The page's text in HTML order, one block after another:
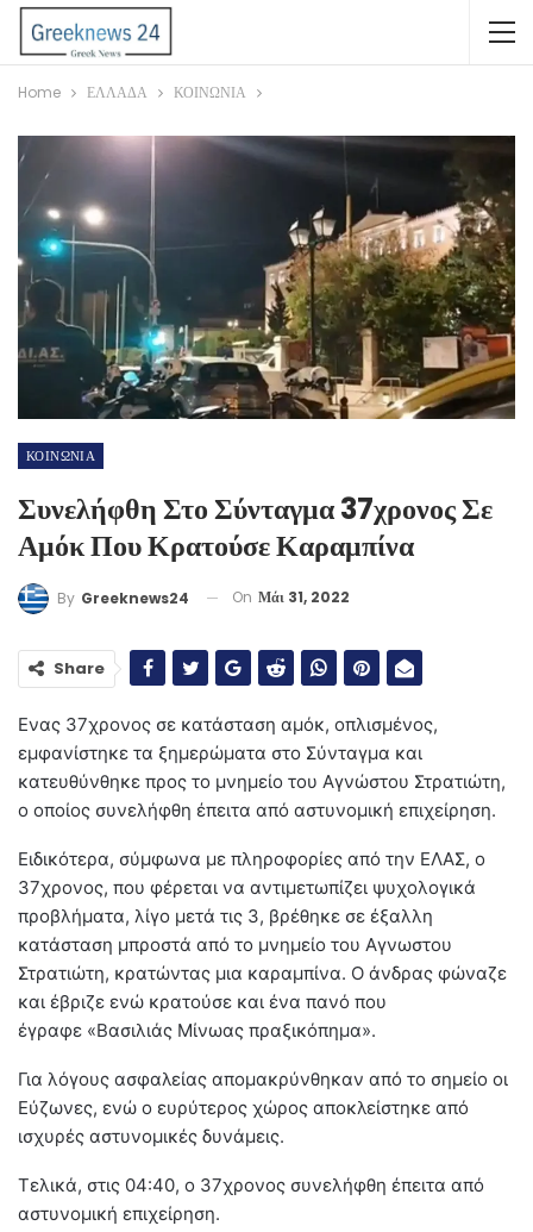
Home ΕΛΛΑΔΑ ΚΟΙΝΩΝΙΑ
ΚΟΙΝΩΝΙΑ
Συνελήφθη Στο Σύνταγμα 37χρονος Σε
Αμόκ Που Κρατούσε Καραμπίνα
By Greeknews24 On Μάι 31, 2022
Share
Ενας 37χρονος σε κατάσταση αμόκ, οπλισμένος,
εμφανίστηκε τα ξημερώματα στο Σύνταγμα και
κατευθύνθηκε προς το μνημείο του Αγνώστου Στρατιώτη,
ο οποίος συνελήφθη έπειτα από αστυνομική επιχείρηση.
Ειδικότερα, σύμφωνα με πληροφορίες από την ΕΛΑΣ, ο
37χρονος, που φέρεται να αντιμετωπίζει ψυχολογικά
προβλήματα, λίγο μετά τις 3, βρέθηκε σε έξαλλη
κατάσταση μπροστά από το μνημείο του Αγνωστου
Στρατιώτη, κρατώντας μια καραμπίνα. Ο άνδρας φώναζε
και έβριζε ενώ κρατούσε και ένα πανό που
έγραφε «Βασιλιάς Μίνωας πραξικόπημα».
Για λόγους ασφαλείας απομακρύνθηκαν από το σημείο οι
Εύζωνες, ενώ ο ευρύτερος χώρος αποκλείστηκε από
ισχυρές αστυνομικές δυνάμεις.
Τελικά, στις 04:40, ο 37χρονος συνελήφθη έπειτα από
αστυνομική επιχείρηση.